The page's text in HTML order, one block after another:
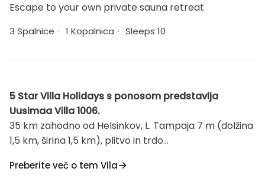
Escape to your own private sauna retreat
3 Spalnice · 1 Kopalnica · Sleeps 10
5 Star Villa Holidays s ponosom predstavlja
Uusimaa Villa 1006.
35 km zahodno od Helsinkov, L. Tampaja 7 m (dolžina
1,5 km, širina 1,5 km), plitvo in trdo
na vesla. Čudovita brunarica 1991, kuhinja, jedilnica,
Preberite več o tem Vila